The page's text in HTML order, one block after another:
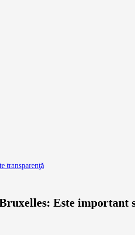
transparenţă
Este important